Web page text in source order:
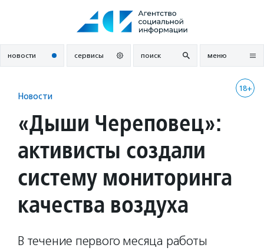
новости сервисы поиск меню
18+
Новости
«Дыши Череповец»:
активисты создали
систему мониторинга
качества воздуха
В течение первого месяца работы